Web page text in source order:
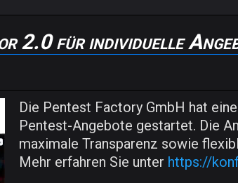
2.0 für individuelle
Die Pentest Factory GmbH hat
Pentest-Angebote gestartet. Die
maximale Transparenz sowie
Mehr erfahren Sie unter https://